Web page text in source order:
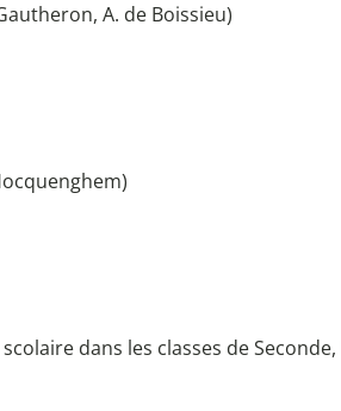
A. de Boissieu)
dans les classes de